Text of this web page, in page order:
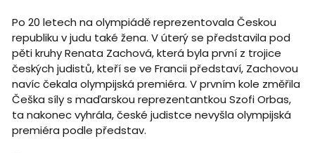
Po 20 letech na olympiádě reprezentovala Českou
republiku v judu také žena. V úterý se představila pod
pěti kruhy Renata Zachová, která byla první z trojice
českých judistů, kteří se ve Francii představí, Zachovou
navíc čekala olympijská premiéra. V prvním kole změřila
Češka síly s maďarskou reprezentantkou Szofi Orbas,
ta nakonec vyhrála, české judistce nevyšla olympijská
premiéra podle představ.